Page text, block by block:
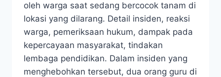
oleh warga saat sedang bercocok tanam di
lokasi yang dilarang. Detail insiden, reaksi
warga, pemeriksaan hukum, dampak pada
kepercayaan masyarakat, tindakan
lembaga pendidikan. Dalam insiden yang
menghebohkan tersebut, dua orang guru di